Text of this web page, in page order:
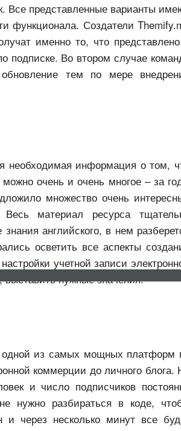
Все представленные варианты
функционала. Создатели
именно то, что
подписке. Во втором случае
тем по мере
необходимая информация о том,
очень и очень многое – за
множество очень
материал ресурса
английского, в нем
осветить все аспекты
учетной записи
выставить нужные значения.
одной из самых мощных платформ
коммерции до личного блога.
и число подписчиков
нужно разбираться в коде,
через несколько минут все